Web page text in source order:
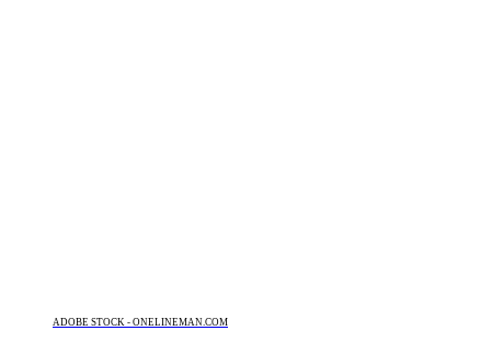
ADOBE STOCK - ONELINEMAN.COM